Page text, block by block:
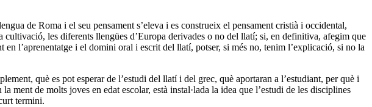
de Roma i el seu pensament s’eleva i es construeix el pensament cristià i occidental,
les diferents llengües d’Europa derivades o no del llatí; si, en definitiva, afegim que
l’aprenentatge i el domini oral i escrit del llatí, potser, si més no, tenim l’explicació, si no la
què es pot esperar de l’estudi del llatí i del grec, què aportaran a l’estudiant, per què i
ment de molts joves en edat escolar, està instal·lada la idea que l’estudi de les disciplines
termini.